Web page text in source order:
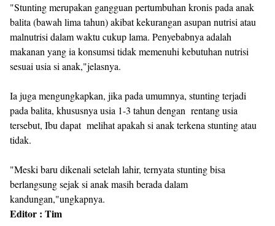
"Stunting merupakan gangguan pertumbuhan kronis pada anak
balita (bawah lima tahun) akibat kekurangan asupan nutrisi atau
malnutrisi dalam waktu cukup lama. Penyebabnya adalah
makanan yang ia konsumsi tidak memenuhi kebutuhan nutrisi
sesuai usia si anak,"jelasnya.
Ia juga mengungkapkan, jika pada umumnya, stunting terjadi
pada balita, khususnya usia 1-3 tahun dengan rentang usia
tersebut, Ibu dapat melihat apakah si anak terkena stunting atau
tidak.
"Meski baru dikenali setelah lahir, ternyata stunting bisa
berlangsung sejak si anak masih berada dalam
kandungan,"ungkapnya.
Editor : Tim